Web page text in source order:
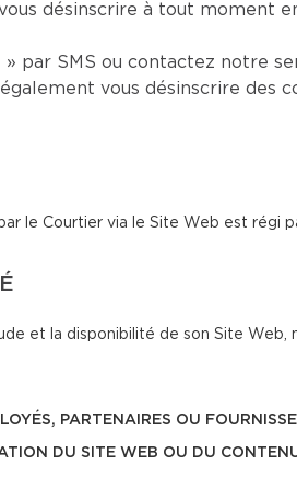
désinscrire à tout moment
» par SMS ou contactez notre
vous désinscrire des
le Courtier via le Site Web est régi
et la disponibilité de son Site Web,
PARTENAIRES OU
DU SITE WEB OU DU